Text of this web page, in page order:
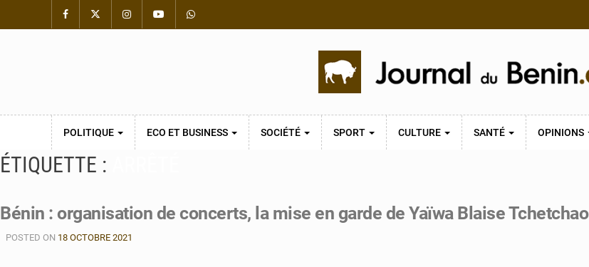
POLITIQUE ECO ET BUSINESS SOCIÉTÉ SPORT CULTURE SANTÉ OPINIONS
ÉTIQUETTE :
Bénin : organisation de concerts, la mise en garde de Yaïwa Blaise Tchetchao
POSTED ON 18 OCTOBRE 2021